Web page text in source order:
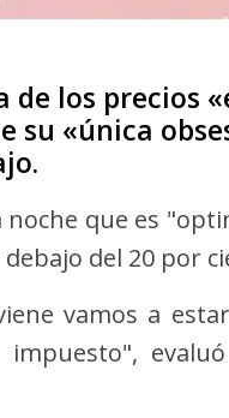
de los precios
su «única
que es
del 20 por
vamos a